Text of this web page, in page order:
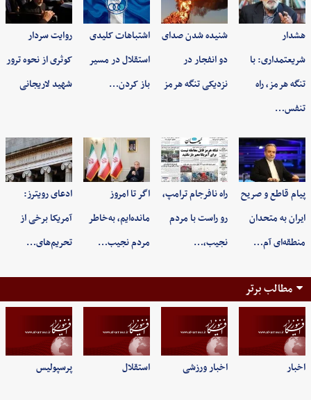
هشدار
شریعتمداری: با
تنگه هرمز، راه
تنفس…
شنیده شدن صدای
دو انفجار در
نزدیکی تنگه هرمز
اشتباهات کلیدی
استقلال در مسیر
باز کردن…
روایت سردار
کوثری از نحوه ترور
شهید لاریجانی
پیام قاطع و صریح
ایران به متحدان
منطقه‌ای آم…
راه نافرجام ترامپ،
رو راست با مردم
نجیب،…
اگر تا امروز
مانده‌ایم، به‌خاطر
مردم نجیب…
ادعای رویترز:
آمریکا برخی از
تحریم‌های…
مطالب برتر
اخبار اخبار ورزشی استقلال پرسپولیس